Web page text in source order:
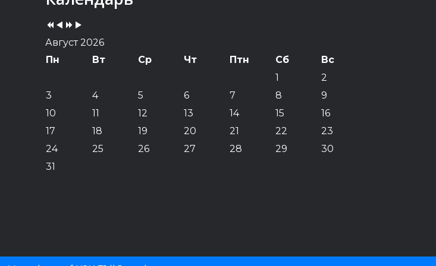
Year
Month
YearMonth
Август 2026
Пн
Вт Ср Чт Птн Сб
Вс
1
2
3
4 5 6 7 8
9
10
11 12 13 14 15
16
17
18 19 20 21 22
23
24
25 26 27 28 29
30
31